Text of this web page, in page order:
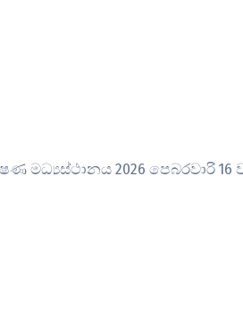
2026 පෙබරවාරි 16